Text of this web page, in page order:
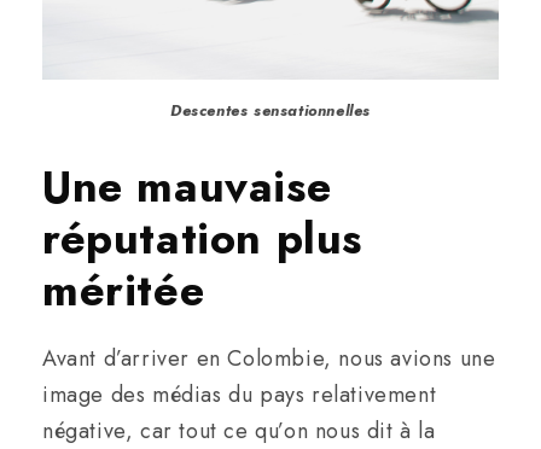
Descentes sensationnelles
Une mauvaise
réputation plus
méritée
Avant d’arriver en Colombie, nous avions une
image des médias du pays relativement
négative, car tout ce qu’on nous dit à la